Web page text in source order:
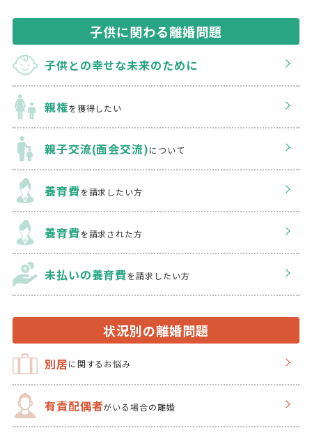
子供に関わる離婚問題
子供との幸せな未来のために
親権を獲得したい
親子交流(面会交流)について
養育費を請求したい方
養育費を請求された方
未払いの養育費を請求したい方
状況別の離婚問題
別居に関するお悩み
有責配偶者がいる場合の離婚